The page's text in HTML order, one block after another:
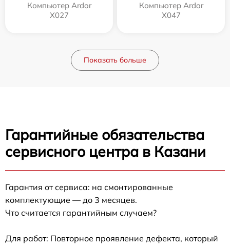
Компьютер Ardor
X027
Компьютер Ardor
X047
Показать больше
Гарантийные обязательства
сервисного центра в Казани
Гарантия от сервиса: на смонтированные
комплектующие — до 3 месяцев.
Что считается гарантийным случаем?
Для работ: Повторное проявление дефекта, который